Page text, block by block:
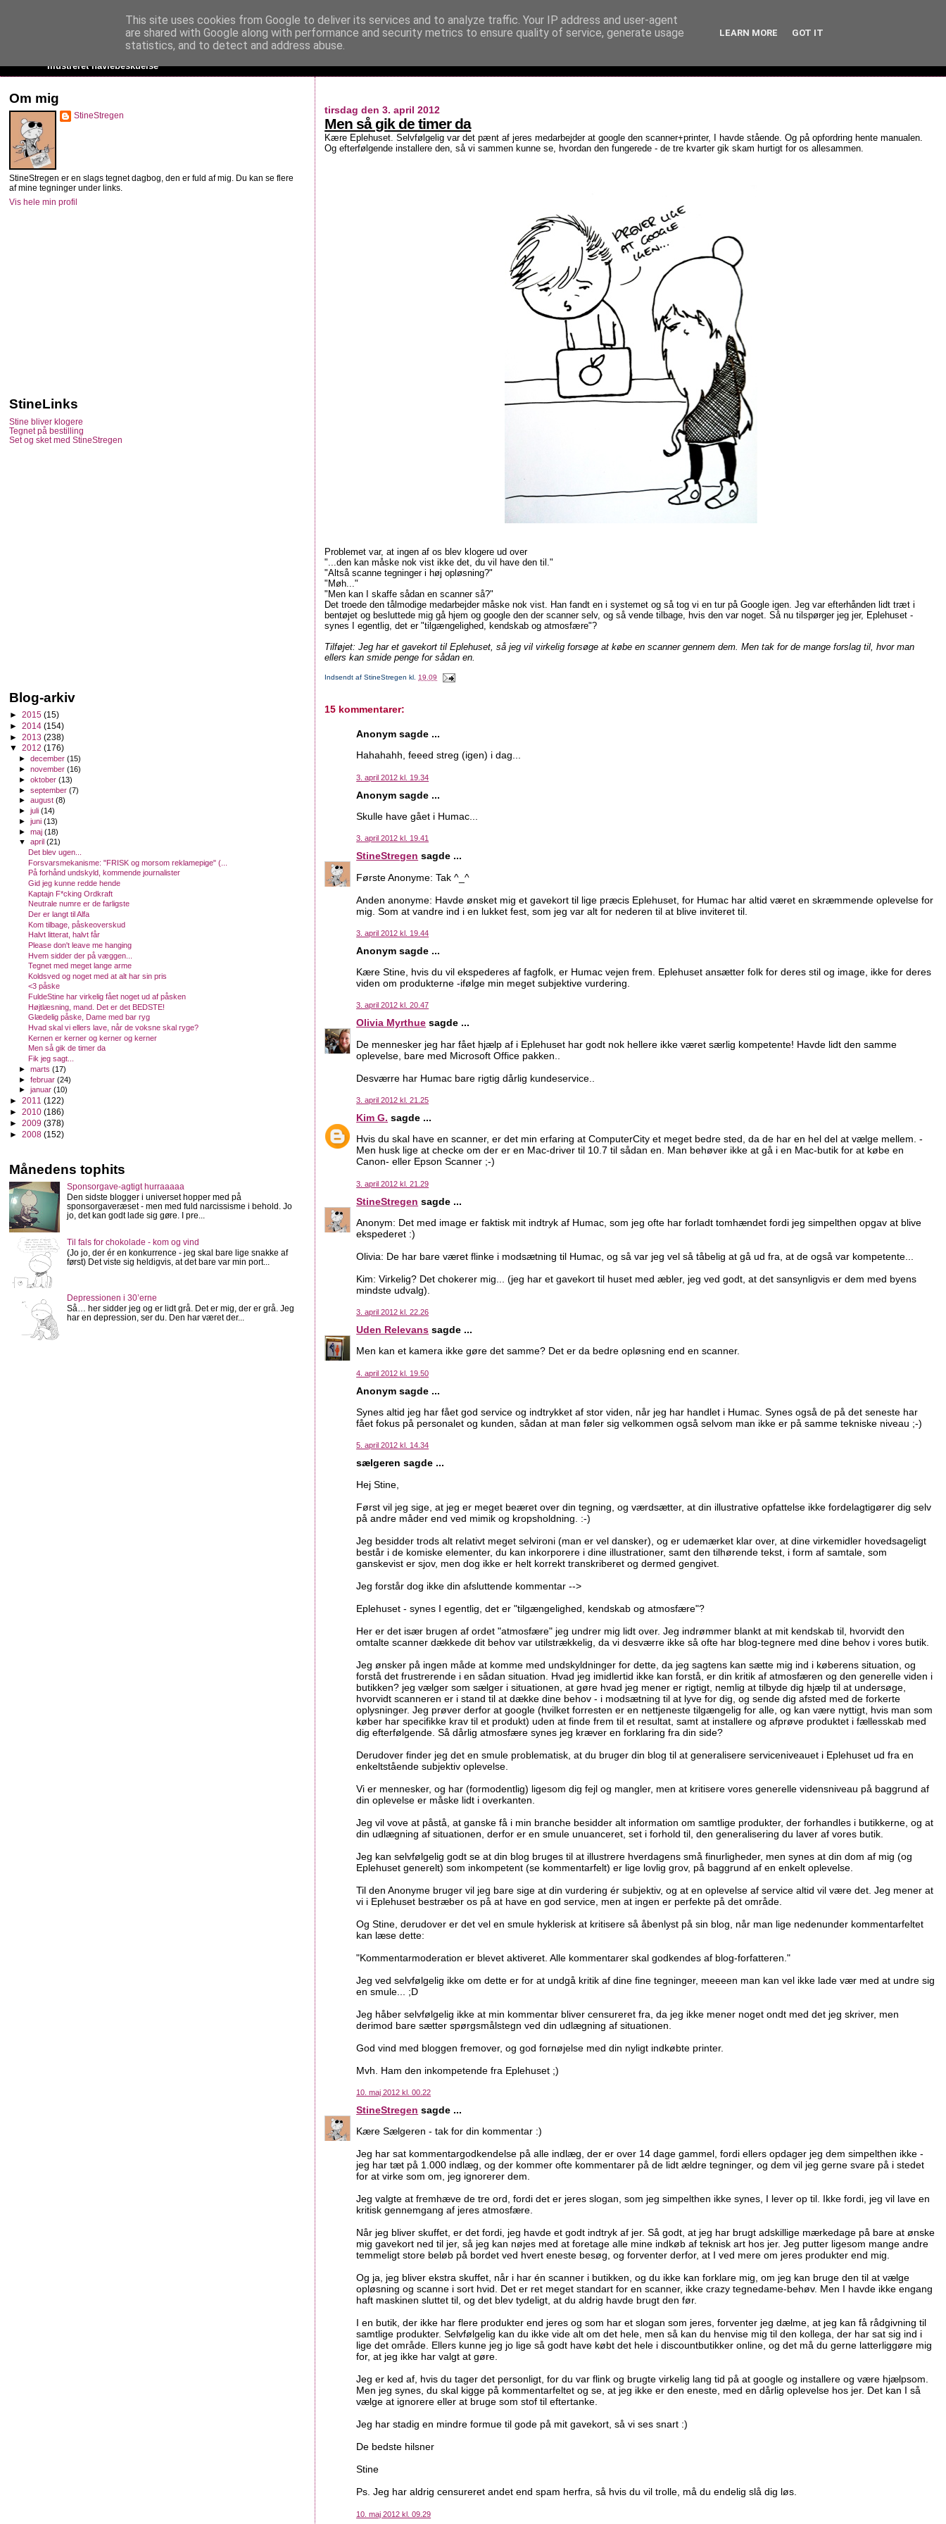
StineStregen
Illustreret navlebeskuelse
tirsdag den 3. april 2012
Men så gik de timer da
Kære Eplehuset. Selvfølgelig var det pænt af jeres medarbejder at google den scanner+printer, I havde stående. Og på opfordring hente manualen.
Og efterfølgende installere den, så vi sammen kunne se, hvordan den fungerede - de tre kvarter gik skam hurtigt for os allesammen.
Problemet var, at ingen af os blev klogere ud over
"...den kan måske nok vist ikke det, du vil have den til."
"Altså scanne tegninger i høj opløsning?"
"Møh..."
"Men kan I skaffe sådan en scanner så?"
Det troede den tålmodige medarbejder måske nok vist. Han fandt en i systemet og så tog vi en tur på Google igen. Jeg var efterhånden lidt træt i
bentøjet og besluttede mig gå hjem og google den der scanner selv, og så vende tilbage, hvis den var noget.Så nu tilspørger jeg jer, Eplehuset -
synes I egentlig, det er "tilgængelighed, kendskab og atmosfære"?
Tilføjet: Jeg har et gavekort til Eplehuset, så jeg vil virkelig forsøge at købe en scanner gennem dem. Men tak for de mange forslag til, hvor man
ellers kan smide penge for sådan en.
Indsendt afStineStregen kl.19.09
15 kommentarer:
Anonym sagde ...
Hahahahh, feeed streg (igen) i dag...
3. april 2012 kl. 19.34
Anonym sagde ...
Skulle have gået i Humac...
3. april 2012 kl. 19.41
StineStregen sagde ...
Første Anonyme: Tak ^_^
Anden anonyme: Havde ønsket mig et gavekort til lige præcis Eplehuset, for Humac har altid været en skræmmende oplevelse for
mig. Som at vandre ind i en lukket fest, som jeg var alt for nederen til at blive inviteret til.
3. april 2012 kl. 19.44
Anonym sagde ...
Kære Stine, hvis du vil ekspederes af fagfolk, er Humac vejen frem. Eplehuset ansætter folk for deres stil og image, ikke for deres
viden om produkterne -ifølge min meget subjektive vurdering.
3. april 2012 kl. 20.47
Olivia Myrthue sagde ...
De mennesker jeg har fået hjælp af i Eplehuset har godt nok hellere ikke været særlig kompetente! Havde lidt den samme
oplevelse, bare med Microsoft Office pakken..
Desværre har Humac bare rigtig dårlig kundeservice..
3. april 2012 kl. 21.25
Kim G. sagde ...
Hvis du skal have en scanner, er det min erfaring at ComputerCity et meget bedre sted, da de har en hel del at vælge mellem. -
Men husk lige at checke om der er en Mac-driver til 10.7 til sådan en. Man behøver ikke at gå i en Mac-butik for at købe en
Canon- eller Epson Scanner ;-)
3. april 2012 kl. 21.29
StineStregen sagde ...
Anonym: Det med image er faktisk mit indtryk af Humac, som jeg ofte har forladt tomhændet fordi jeg simpelthen opgav at blive
ekspederet :)
Olivia: De har bare været flinke i modsætning til Humac, og så var jeg vel så tåbelig at gå ud fra, at de også var kompetente...
Kim: Virkelig? Det chokerer mig... (jeg har et gavekort til huset med æbler, jeg ved godt, at det sansynligvis er dem med byens
mindste udvalg).
3. april 2012 kl. 22.26
Uden Relevans sagde ...
Men kan et kamera ikke gøre det samme? Det er da bedre opløsning end en scanner.
4. april 2012 kl. 19.50
Anonym sagde ...
Synes altid jeg har fået god service og indtrykket af stor viden, når jeg har handlet i Humac. Synes også de på det seneste har
fået fokus på personalet og kunden, sådan at man føler sig velkommen også selvom man ikke er på samme tekniske niveau ;-)
5. april 2012 kl. 14.34
sælgeren sagde ...
Hej Stine,
Først vil jeg sige, at jeg er meget beæret over din tegning, og værdsætter, at din illustrative opfattelse ikke fordelagtigører dig selv
på andre måder end ved mimik og kropsholdning. :-)
Jeg besidder trods alt relativt meget selvironi (man er vel dansker), og er udemærket klar over, at dine virkemidler hovedsageligt
består i de komiske elementer, du kan inkorporere i dine illustrationer, samt den tilhørende tekst, i form af samtale, som
ganskevist er sjov, men dog ikke er helt korrekt transkriberet og dermed gengivet.
Jeg forstår dog ikke din afsluttende kommentar -->
Eplehuset - synes I egentlig, det er "tilgængelighed, kendskab og atmosfære"?
Her er det især brugen af ordet "atmosfære" jeg undrer mig lidt over. Jeg indrømmer blankt at mit kendskab til, hvorvidt den
omtalte scanner dækkede dit behov var utilstrækkelig, da vi desværre ikke så ofte har blog-tegnere med dine behov i vores butik.
Jeg ønsker på ingen måde at komme med undskyldninger for dette, da jeg sagtens kan sætte mig ind i køberens situation, og
forstå det frustrerende i en sådan situation. Hvad jeg imidlertid ikke kan forstå, er din kritik af atmosfæren og den generelle viden i
butikken? jeg vælger som sælger i situationen, at gøre hvad jeg mener er rigtigt, nemlig at tilbyde dig hjælp til at undersøge,
hvorvidt scanneren er i stand til at dække dine behov - i modsætning til at lyve for dig, og sende dig afsted med de forkerte
oplysninger. Jeg prøver derfor at google (hvilket forresten er en nettjeneste tilgængelig for alle, og kan være nyttigt, hvis man som
køber har specifikke krav til et produkt) uden at finde frem til et resultat, samt at installere og afprøve produktet i fællesskab med
dig efterfølgende. Så dårlig atmosfære synes jeg kræver en forklaring fra din side?
Derudover finder jeg det en smule problematisk, at du bruger din blog til at generalisere serviceniveauet i Eplehuset ud fra en
enkeltstående subjektiv oplevelse.
Vi er mennesker, og har (formodentlig) ligesom dig fejl og mangler, men at kritisere vores generelle vidensniveau på baggrund af
din oplevelse er måske lidt i overkanten.
Jeg vil vove at påstå, at ganske få i min branche besidder alt information om samtlige produkter, der forhandles i butikkerne, og at
din udlægning af situationen, derfor er en smule unuanceret, set i forhold til, den generalisering du laver af vores butik.
Jeg kan selvfølgelig godt se at din blog bruges til at illustrere hverdagens små finurligheder, men synes at din dom af mig (og
Eplehuset generelt) som inkompetent (se kommentarfelt) er lige lovlig grov, på baggrund af en enkelt oplevelse.
Til den Anonyme bruger vil jeg bare sige at din vurdering ér subjektiv, og at en oplevelse af service altid vil være det. Jeg mener at
vi i Eplehuset bestræber os på at have en god service, men at ingen er perfekte på det område.
Og Stine, derudover er det vel en smule hyklerisk at kritisere så åbenlyst på sin blog, når man lige nedenunder kommentarfeltet
kan læse dette:
"Kommentarmoderation er blevet aktiveret. Alle kommentarer skal godkendes af blog-forfatteren."
Jeg ved selvfølgelig ikke om dette er for at undgå kritik af dine fine tegninger, meeeen man kan vel ikke lade vær med at undre sig
en smule... ;D
Jeg håber selvfølgelig ikke at min kommentar bliver censureret fra, da jeg ikke mener noget ondt med det jeg skriver, men
derimod bare sætter spørgsmålstegn ved din udlægning af situationen.
God vind med bloggen fremover, og god fornøjelse med din nyligt indkøbte printer.
Mvh. Ham den inkompetende fra Eplehuset ;)
10. maj 2012 kl. 00.22
StineStregen sagde ...
Kære Sælgeren - tak for din kommentar :)
Jeg har sat kommentargodkendelse på alle indlæg, der er over 14 dage gammel, fordi ellers opdager jeg dem simpelthen ikke -
jeg har tæt på 1.000 indlæg, og der kommer ofte kommentarer på de lidt ældre tegninger, og dem vil jeg gerne svare på i stedet
for at virke som om, jeg ignorerer dem.
Jeg valgte at fremhæve de tre ord, fordi det er jeres slogan, som jeg simpelthen ikke synes, I lever op til. Ikke fordi, jeg vil lave en
kritisk gennemgang af jeres atmosfære.
Når jeg bliver skuffet, er det fordi, jeg havde et godt indtryk af jer. Så godt, at jeg har brugt adskillige mærkedage på bare at ønske
mig gavekort ned til jer, så jeg kan nøjes med at foretage alle mine indkøb af teknisk art hos jer. Jeg putter ligesom mange andre
temmeligt store beløb på bordet ved hvert eneste besøg, og forventer derfor, at I ved mere om jeres produkter end mig.
Og ja, jeg bliver ekstra skuffet, når i har én scanner i butikken, og du ikke kan forklare mig, om jeg kan bruge den til at vælge
opløsning og scanne i sort hvid. Det er ret meget standart for en scanner, ikke crazy tegnedame-behøv. Men I havde ikke engang
haft maskinen sluttet til, og det blev tydeligt, at du aldrig havde brugt den før.
I en butik, der ikke har flere produkter end jeres og som har et slogan som jeres, forventer jeg dælme, at jeg kan få rådgivning til
samtlige produkter. Selvfølgelig kan du ikke vide alt om det hele, men så kan du henvise mig til den kollega, der har sat sig ind i
lige det område. Ellers kunne jeg jo lige så godt have købt det hele i discountbutikker online, og det må du gerne latterliggøre mig
for, at jeg ikke har valgt at gøre.
Jeg er ked af, hvis du tager det personligt, for du var flink og brugte virkelig lang tid på at google og installere og være hjælpsom.
Men jeg synes, du skal kigge på kommentarfeltet og se, at jeg ikke er den eneste, med en dårlig oplevelse hos jer. Det kan I så
vælge at ignorere eller at bruge som stof til eftertanke.
Jeg har stadig en mindre formue til gode på mit gavekort, så vi ses snart :)
De bedste hilsner
Stine
Ps. Jeg har aldrig censureret andet end spam herfra, så hvis du vil trolle, må du endelig slå dig løs.
10. maj 2012 kl. 09.29
Om mig
StineStregen
StineStregen er en slags tegnet dagbog, den er fuld af mig. Du kan se flere
af mine tegninger under links.
Vis hele min profil
StineLinks
Stine bliver klogere
Tegnet på bestilling
Set og sket med StineStregen
Blog-arkiv
► 2015 (15)
► 2014 (154)
► 2013 (238)
▼ 2012 (176)
►december(15)
►november(16)
►oktober(13)
►september(7)
►august(8)
►juli(14)
►juni(13)
►maj(18)
▼april(21)
Det blev ugen...
Forsvarsmekanisme: "FRISK og morsom reklamepige" (...
På forhånd undskyld, kommende journalister
Gid jeg kunne redde hende
Kaptajn F*cking Ordkraft
Neutrale numre er de farligste
Der er langt til Alfa
Kom tilbage, påskeoverskud
Halvt litterat, halvt får
Please don't leave me hanging
Hvem sidder der på væggen...
Tegnet med meget lange arme
Koldsved og noget med at alt har sin pris
<3 påske
FuldeStine har virkelig fået noget ud af påsken
Højtlæsning, mand. Det er det BEDSTE!
Glædelig påske, Dame med bar ryg
Hvad skal vi ellers lave, når de voksne skal ryge?
Kernen er kerner og kerner og kerner
Men så gik de timer da
Fik jeg sagt...
►marts(17)
►februar(24)
►januar(10)
► 2011 (122)
► 2010 (186)
► 2009 (378)
► 2008 (152)
Månedens tophits
Sponsorgave-agtigt hurraaaaa
Den sidste blogger i universet hopper med på
sponsorgaveræset - men med fuld narcissisme i behold. Jo
jo, det kan godt lade sig gøre. I pre...
Til fals for chokolade - kom og vind
(Jo jo, der ér en konkurrence - jeg skal bare lige snakke af
først) Det viste sig heldigvis, at det bare var min port...
Depressionen i 30’erne
Så… her sidder jeg og er lidt grå. Det er mig, der er grå. Jeg
har en depression, ser du. Den har været der...
This site uses cookies from Google to deliver its services and to analyze traffic. Your IP address and user-agent
are shared with Google along with performance and security metrics to ensure quality of service, generate usage
statistics, and to detect and address abuse.
LEARN MORE GOT IT